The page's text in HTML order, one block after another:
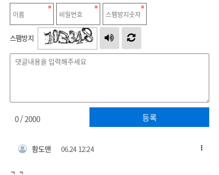
스팸방지
등록
0/ 2000
황도맨 06.24 12:24
ㅋ ㅋ